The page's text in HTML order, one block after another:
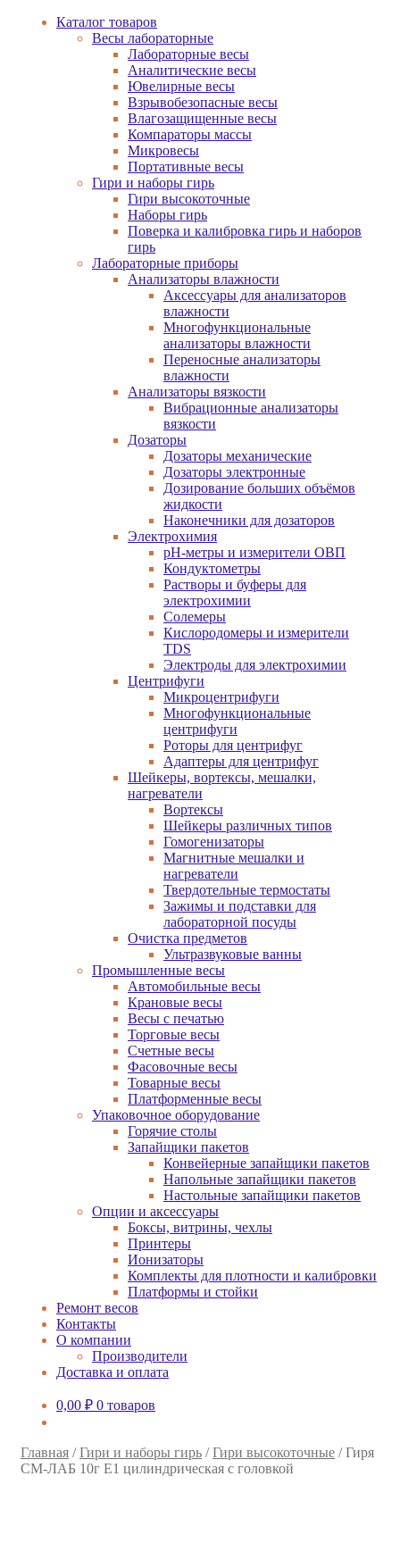
Каталог товаров
Весы лабораторные
Лабораторные весы
Аналитические весы
Ювелирные весы
Взрывобезопасные весы
Влагозащищенные весы
Компараторы массы
Микровесы
Портативные весы
Гири и наборы гирь
Гири высокоточные
Наборы гирь
Поверка и калибровка гирь и наборов
гирь
Лабораторные приборы
Анализаторы влажности
Аксессуары для анализаторов
влажности
Многофункциональные
анализаторы влажности
Переносные анализаторы
влажности
Анализаторы вязкости
Вибрационные анализаторы
вязкости
Дозаторы
Дозаторы механические
Дозаторы электронные
Дозирование больших объёмов
жидкости
Наконечники для дозаторов
Электрохимия
pH-метры и измерители ОВП
Кондуктометры
Растворы и буферы для
электрохимии
Солемеры
Кислородомеры и измерители
TDS
Электроды для электрохимии
Центрифуги
Микроцентрифуги
Многофункциональные
центрифуги
Роторы для центрифуг
Адаптеры для центрифуг
Шейкеры, вортексы, мешалки,
нагреватели
Вортексы
Шейкеры различных типов
Гомогенизаторы
Магнитные мешалки и
нагреватели
Твердотельные термостаты
Зажимы и подставки для
лабораторной посуды
Очистка предметов
Ультразвуковые ванны
Промышленные весы
Автомобильные весы
Крановые весы
Весы с печатью
Торговые весы
Счетные весы
Фасовочные весы
Товарные весы
Платформенные весы
Упаковочное оборудование
Горячие столы
Запайщики пакетов
Конвейерные запайщики пакетов
Напольные запайщики пакетов
Настольные запайщики пакетов
Опции и аксессуары
Боксы, витрины, чехлы
Принтеры
Ионизаторы
Комплекты для плотности и калибровки
Платформы и стойки
Ремонт весов
Контакты
О компании
Производители
Доставка и оплата
0,00 ₽ 0 товаров
Главная /Гири и наборы гирь /Гири высокоточные /Гиря
СМ-ЛАБ 10г E1 цилиндрическая с головкой